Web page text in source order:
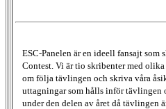
ESC-Panelen är en ideell fansajt
Contest. Vi är tio skribenter med olika
om följa tävlingen och skriva våra
uttagningar som hålls inför tävlingen
under den delen av året då tävlingen